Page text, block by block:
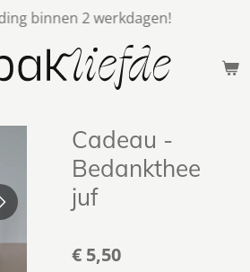
binnen 2 werkdagen!
Cadeau -
Bedankthee
juf
€ 5,50